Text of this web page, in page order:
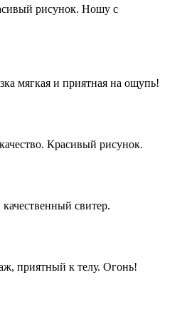
рисунок. Ношу с
мягкая и приятная на ощупь!
Красивый рисунок.
свитер.
приятный к телу. Огонь!